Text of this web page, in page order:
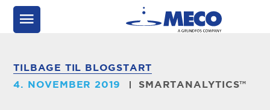
TILBAGE TIL BLOGSTART
4. NOVEMBER 2019
SMARTANALYTICS™